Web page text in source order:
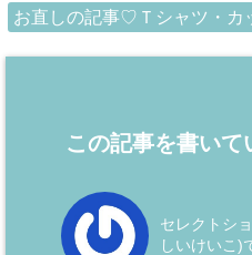
お直しの記事♡Ｔシャツ・カ
この記事を書いて
セレクトシ
しいけいこ)